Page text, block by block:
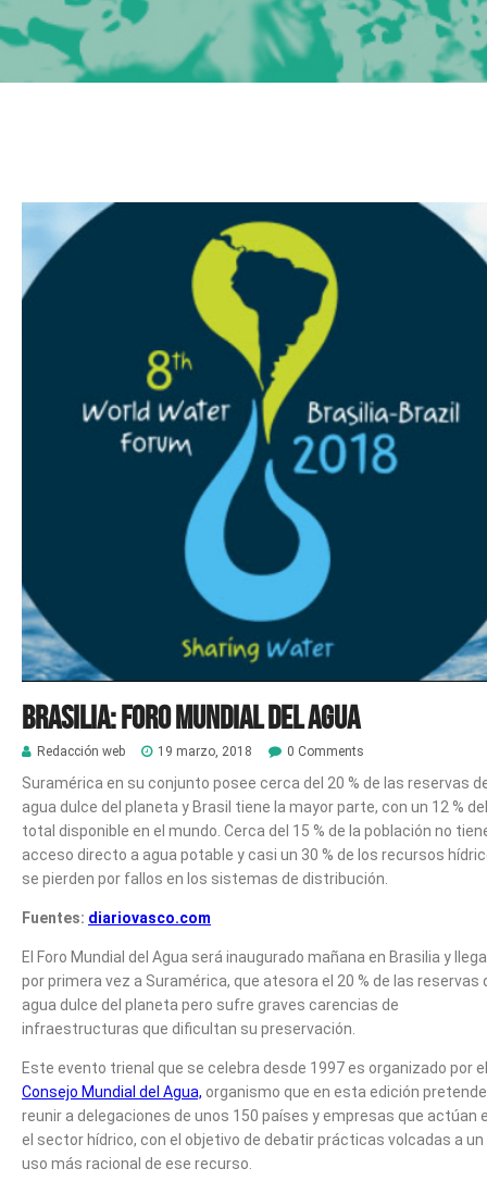
Brasilia: Foro Mundial del Agua
Redacción web 19 marzo, 2018 0 Comments
Suramérica en su conjunto posee cerca del 20 % de las reservas
agua dulce del planeta y Brasil tiene la mayor parte, con un 12 % del
total disponible en el mundo. Cerca del 15 % de la población no
acceso directo a agua potable y casi un 30 % de los recursos
se pierden por fallos en los sistemas de distribución.
Fuentes: diariovasco.com
El Foro Mundial del Agua será inaugurado mañana en Brasilia y llega
por primera vez a Suramérica, que atesora el 20 % de las reservas
agua dulce del planeta pero sufre graves carencias de
infraestructuras que dificultan su preservación.
Este evento trienal que se celebra desde 1997 es organizado por el
Consejo Mundial del Agua, organismo que en esta edición pretende
reunir a delegaciones de unos 150 países y empresas que actúan
el sector hídrico, con el objetivo de debatir prácticas volcadas a un
uso más racional de ese recurso.